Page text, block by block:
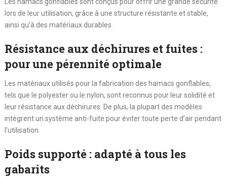
lors de leur utilisation, grâce à une structure résistante et stable,
ainsi qu’à des matériaux durables.
Résistance aux déchirures et fuites :
pour une pérennité optimale
Les matériaux utilisés pour la fabrication des hamacs gonflables,
tels que le polyester ou le nylon, sont reconnus pour leur solidité et
leur résistance aux déchirures. De plus, la plupart des modèles
intègrent un système anti-fuite pour éviter toute perte d’air pendant
l’utilisation.
Poids supporté : adapté à tous les
gabarits